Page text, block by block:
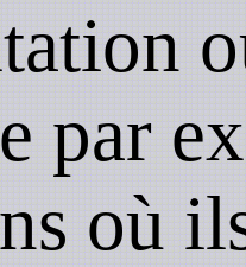
par
où